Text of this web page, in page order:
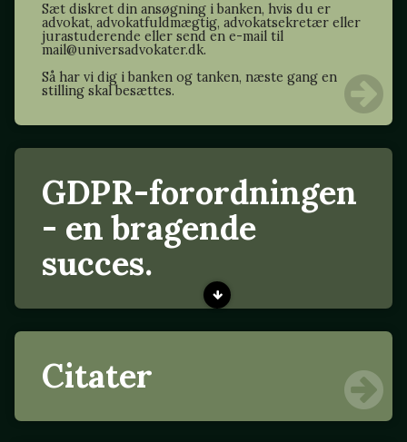
Sæt diskret din ansøgning i banken, hvis du er
advokat, advokatfuldmægtig, advokatsekretær eller
jurastuderende eller send en e-mail til
mail@universadvokater.dk.
Så har vi dig i banken og tanken, næste gang en
stilling skal besættes.
GDPR-forordningen
- en bragende
succes.
Citater